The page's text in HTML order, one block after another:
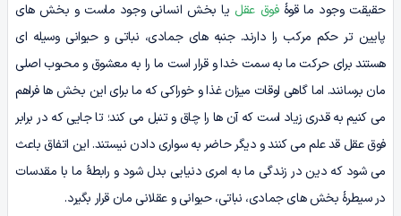
حقیقت وجود ما قوۀفوق عقل یا بخش انسانی وجود ماست و بخش­ های
پایین­ تر حکم مرکب را دارند. جنبه­ های جمادی، نباتی و حیوانی وسیله­ ای
هستند برای حرکت ما به سمت خدا و قرار است ما را به معشوق و محبوب اصلی
مان برسانند. اما گاهی اوقات میزان غذا و خوراکی که ما برای این بخش ها فراهم
می­ کنیم به قدری زیاد است که آن ها را چاق و تنبل می کند؛ تا جایی که در برابر
فوق عقل قد علم می کنند و دیگر حاضر به سواری دادن نیستند. این اتفاق باعث
می شود که دین در زندگی ما به امری دنیایی بدل شود و رابطۀ ما با مقدسات
در سیطرۀ بخش های جمادی، نباتی، حیوانی و عقلانی مان قرار بگیرد.